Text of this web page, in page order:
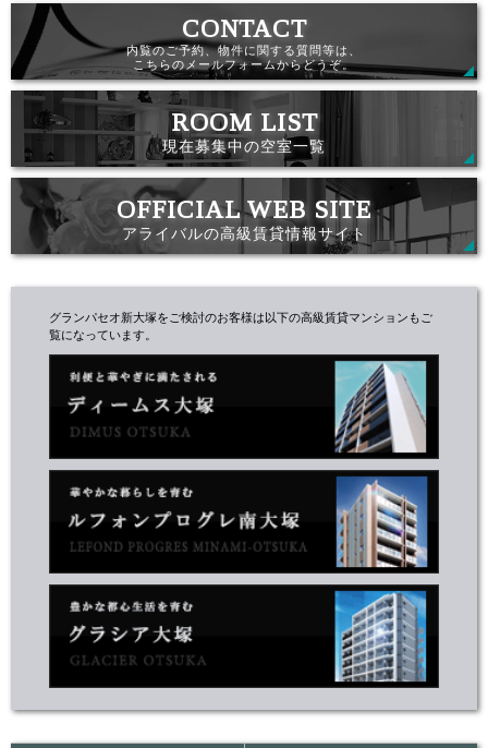
内覧のご予約、物件に関する質問等は、
こちらのメールフォームからどうぞ。
現在募集中の空室一覧
アライバルの高級賃貸情報サイト
グランパセオ新大塚をご検討のお客様は以下の高級賃貸マンションもご
覧になっています。